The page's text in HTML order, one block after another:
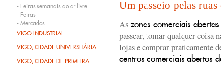
- Feiras semanais ao ar livre
- Feiras
- Mercados
VIGO INDUSTRIAL
VIGO, CIDADE UNIVERSITÁRIA
VIGO, CIDADE DE PRIMEIRA
Um passeio pelas
Aszonas comerciais
passear, tomar qualquer coisa
lojas e comprar praticamente
centros comerciais abertos